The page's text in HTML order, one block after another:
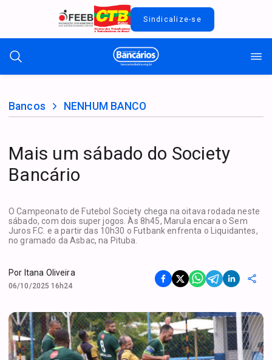
Sindicalize-se
Bancos NENHUM BANCO
Mais um sábado do Society
Bancário
O Campeonato de Futebol Society chega na oitava rodada neste
sábado, com dois super jogos. Às 8h45, Marula encara o Sem
Juros F.C. e a partir das 10h30 o Futbank enfrenta o Liquidantes,
no gramado da Asbac, na Pituba.
Por Itana Oliveira
06/10/2025 16h24